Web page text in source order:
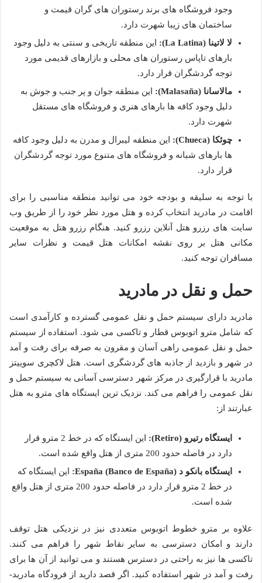
وجود فروشگاه های برند رستوران های گران قیمت و
ساختمان های زیبا شهرت دارد.
لا لاتینا (La Latina):
این منطقه تاریخی و سنتی به دلیل وجود
بارهای تاپاس رستوران های محلی و بازارهای قدیمی مورد
توجه گردشگران قرار دارد.
مالاسانا (Malasaña):
این منطقه جوان و پر جنب و جوش به
دلیل وجود کافه ها بارهای هنری و فروشگاه های مستقل
شهرت دارد.
چوئکا (Chueca):
این منطقه لیبرال و مدرن به دلیل وجود کافه
ها بارهای شبانه و فروشگاه های متنوع مورد توجه گردشگران
قرار دارد.
با توجه به سلیقه و بودجه خود می توانید منطقه مناسبی را برای
اقامت در مادرید انتخاب کرده و هتل مورد نظر خود را از طریق وب
سایت های رزرو هتل آنلاین رزرو کنید. هنگام رزرو هتل به موقعیت
مکانی هتل بر روی نقشه امکانات هتل قیمت و نظرات سایر
مسافران توجه کنید.
حمل و نقل در مادرید
مادرید دارای سیستم حمل و نقل عمومی گسترده و کارآمدی است
که شامل مترو اتوبوس قطار و تاکسی می شود. استفاده از سیستم
حمل و نقل عمومی راهی آسان و مقرون به صرفه برای رفت و آمد
در شهر و بازدید از جاذبه های گردشگری است. هتل لاکچری سوییتز
مادرید با قرارگیری در مرکز شهر دسترسی آسانی به سیستم حمل و
نقل عمومی را فراهم می کند. نزدیک ترین ایستگاه های مترو به هتل
عبارتند از:
ایستگاه رتیرو (Retiro):
این ایستگاه که در خط 2 مترو قرار
دارد در فاصله حدود 200 متری از هتل واقع شده است.
ایستگاه بانکو د España (Banco de España):
این ایستگاه که
در خط 2 مترو قرار دارد در فاصله حدود 200 متری از هتل واقع
شده است.
علاوه بر مترو خطوط اتوبوس متعددی نیز در نزدیکی هتل توقف
دارند و امکان دسترسی به سایر نقاط شهر را فراهم می کنند.
تاکسی ها نیز به راحتی در دسترس هستند و می توانید از آن ها برای
رفت و آمد در شهر استفاده کنید. اگر قصد دارید از فرودگاه مادرید-